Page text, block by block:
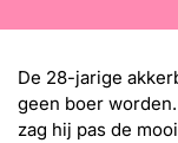
Boer
De 28-jarige
geen boer
zag hij pas de